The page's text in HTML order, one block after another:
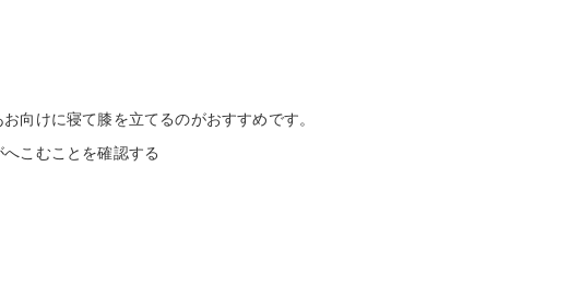
向けに寝て膝を立てるのがおすすめです。
こむことを確認する